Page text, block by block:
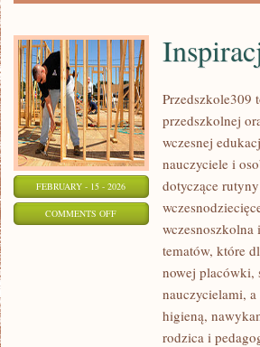
FEBRUARY - 15 - 2026
COMMENTS OFFON
INSPIRACJE
NAUCZYCIELI
Przedszkole309
przedszkolnej
wczesnej
nauczyciele i
dotyczące
wczesnoszkolna
tematów, które
nowej placówki,
nauczycielami,
higieną,
rodzica i